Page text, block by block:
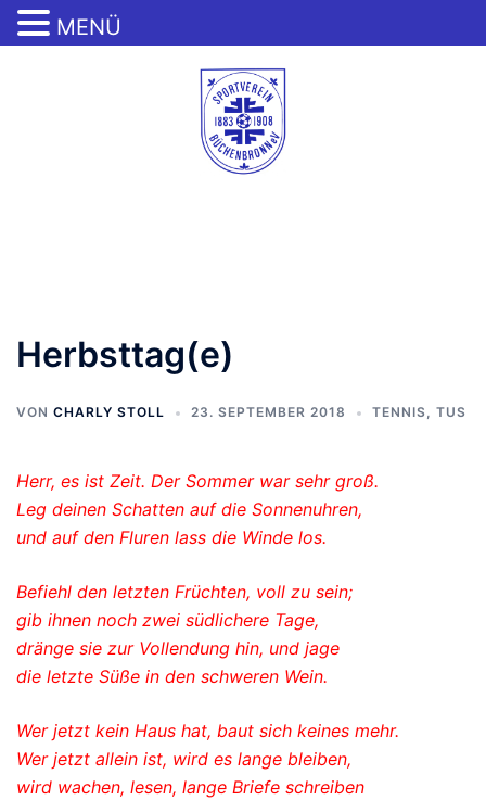
Herbsttag(e)
VON CHARLY STOLL 23. SEPTEMBER 2018 TENNIS, TUS
Herr, es ist Zeit. Der Sommer war sehr groß.
Leg deinen Schatten auf die Sonnenuhren,
und auf den Fluren lass die Winde los.
Befiehl den letzten Früchten, voll zu sein;
gib ihnen noch zwei südlichere Tage,
dränge sie zur Vollendung hin, und jage
die letzte Süße in den schweren Wein.
Wer jetzt kein Haus hat, baut sich keines mehr.
Wer jetzt allein ist, wird es lange bleiben,
wird wachen, lesen, lange Briefe schreiben
MENÜ